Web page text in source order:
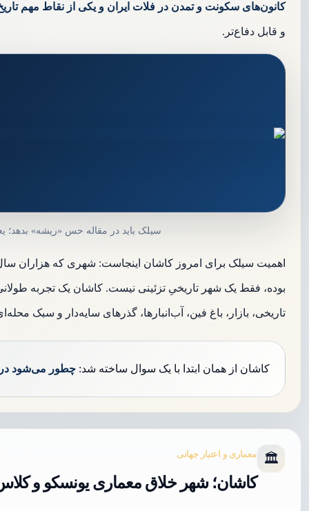
کانون‌های سکونت و تمدن در فلات ایران و یکی از نقاط مهم
و قابل دفاع‌تر.
سیلک باید در مقاله حس «ریشه»
اهمیت سیلک برای امروز کاشان اینجاست: شهری که هزاران
بوده، فقط یک شهر تاریخیِ تزئینی نیست. کاشان یک تجربه
تاریخی، بازار، باغ فین، آب‌انبارها، گذرهای سایه‌دار و سبک
کاشان از همان ابتدا با یک سوال ساخته شد: چطور می‌شود در
🏛️ معماری و اعتبار جهانی
کاشان؛ شهر خلاق معماری یونسکو و